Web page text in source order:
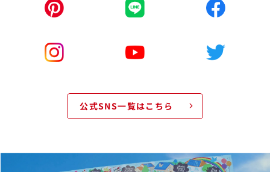
公式SNS一覧はこちら